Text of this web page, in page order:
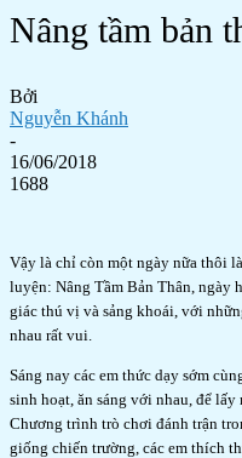
Nâng tầm bản
Bởi
Nguyễn Khánh
-
16/06/2018
1688
Vậy là chỉ còn một ngày nữa thôi
luyện: Nâng Tầm Bản Thân, ngày
giác thú vị và sảng khoái, với
nhau rất vui.
Sáng nay các em thức dạy sớm
sinh hoạt, ăn sáng với nhau, để
Chương trình trò chơi đánh trận
giống chiến trường, các em thích